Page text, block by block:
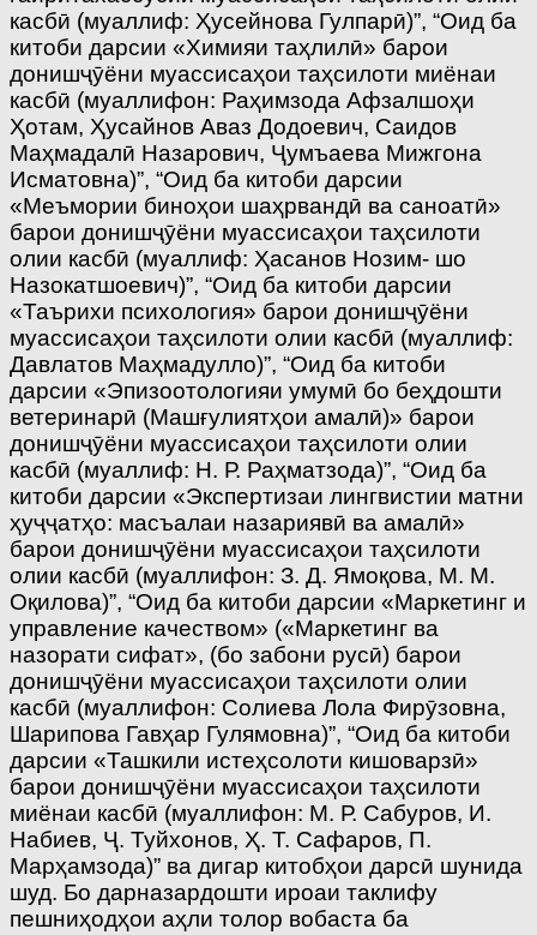
касбӣ (муаллиф: Ҳусейнова Гулпарӣ)”, “Оид ба
китоби дарсии «Химияи таҳлилӣ» барои
донишҷӯёни муассисаҳои таҳсилоти миёнаи
касбӣ (муаллифон: Раҳимзода Афзалшоҳи
Ҳотам, Ҳусайнов Аваз Додоевич, Саидов
Маҳмадалӣ Назарович, Ҷумъаева Мижгона
Исматовна)”, “Оид ба китоби дарсии
«Меъмории биноҳои шаҳрвандӣ ва саноатӣ»
барои донишҷӯёни муассисаҳои таҳсилоти
олии касбӣ (муаллиф: Ҳасанов Нозим- шо
Назокатшоевич)”, “Оид ба китоби дарсии
«Таърихи психология» барои донишҷӯёни
муассисаҳои таҳсилоти олии касбӣ (муаллиф:
Давлатов Маҳмадулло)”, “Оид ба китоби
дарсии «Эпизоотологияи умумӣ бо беҳдошти
ветеринарӣ (Машғулиятҳои амалӣ)» барои
донишҷӯёни муассисаҳои таҳсилоти олии
касбӣ (муаллиф: Н. Р. Раҳматзода)”, “Оид ба
китоби дарсии «Экспертизаи лингвистии матни
ҳуҷҷатҳо: масъалаи назариявӣ ва амалӣ»
барои донишҷӯёни муассисаҳои таҳсилоти
олии касбӣ (муаллифон: З. Д. Ямоқова, М. М.
Оқилова)”, “Оид ба китоби дарсии «Маркетинг и
управление качеством» («Маркетинг ва
назорати сифат», (бо забони русӣ) барои
донишҷӯёни муассисаҳои таҳсилоти олии
касбӣ (муаллифон: Солиева Лола Фирӯзовна,
Шарипова Гавҳар Гулямовна)”, “Оид ба китоби
дарсии «Ташкили истеҳсолоти кишоварзӣ»
барои донишҷӯёни муассисаҳои таҳсилоти
миёнаи касбӣ (муаллифон: М. Р. Сабуров, И.
Набиев, Ҷ. Туйхонов, Ҳ. Т. Сафаров, П.
Марҳамзода)” ва дигар китобҳои дарсӣ шунида
шуд. Бо дарназардошти ироаи таклифу
пешниҳодҳои аҳли толор вобаста ба